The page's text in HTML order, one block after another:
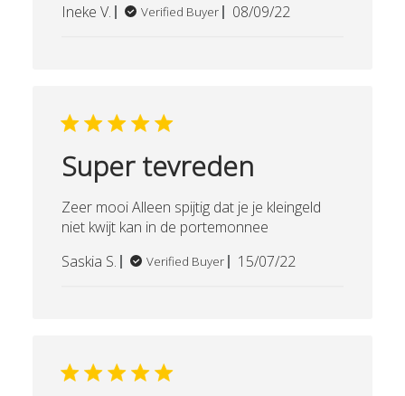
Ineke V.
Verified Buyer
Published
08/09/22
Super tevreden
Zeer mooi Alleen spijtig dat je je kleingeld
niet kwijt kan in de portemonnee
Saskia S.
Verified Buyer
Published
15/07/22